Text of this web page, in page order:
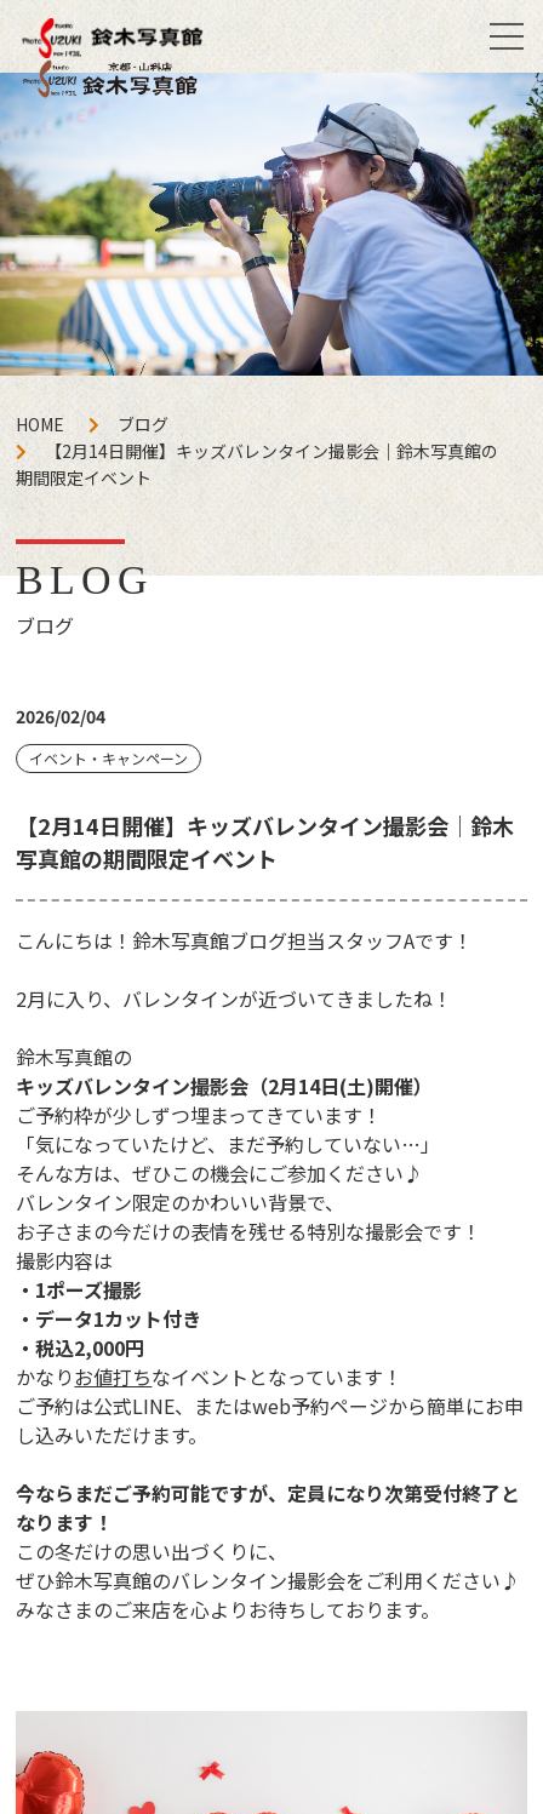
HOME
ブログ
【2月14日開催】キッズバレンタイン撮影会｜鈴木写真館の
期間限定イベント
BLOG
ブログ
2026/02/04
イベント・キャンペーン
【2月14日開催】キッズバレンタイン撮影会｜鈴木
写真館の期間限定イベント
こんにちは！鈴木写真館ブログ担当スタッフAです！
2月に入り、バレンタインが近づいてきましたね！
鈴木写真館の
キッズバレンタイン撮影会（2月14日(土)開催）
ご予約枠が少しずつ埋まってきています！
「気になっていたけど、まだ予約していない…」
そんな方は、ぜひこの機会にご参加ください♪
バレンタイン限定のかわいい背景で、
お子さまの今だけの表情を残せる特別な撮影会です！
撮影内容は
・1ポーズ撮影
・データ1カット付き
・税込2,000円
かなりお値打ちなイベントとなっています！
ご予約は公式LINE、またはweb予約ページから簡単にお申
し込みいただけます。
今ならまだご予約可能ですが、定員になり次第受付終了と
なります！
この冬だけの思い出づくりに、
ぜひ鈴木写真館のバレンタイン撮影会をご利用ください♪
みなさまのご来店を心よりお待ちしております。